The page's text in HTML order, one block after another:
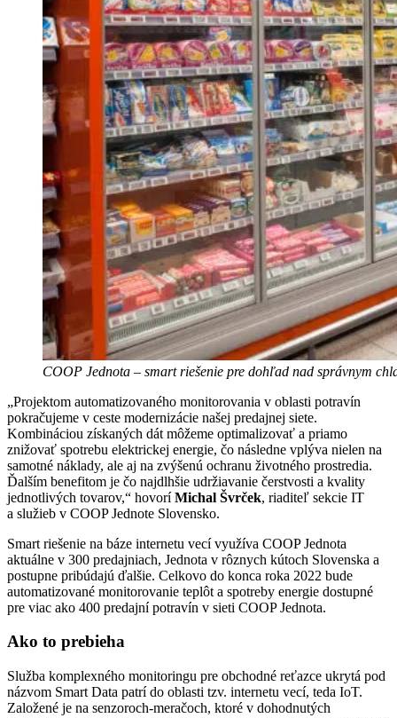
COOP Jednota – smart riešenie pre dohľad nad správnym
„Projektom automatizovaného monitorovania v oblasti potravín
pokračujeme v ceste modernizácie našej predajnej siete.
Kombináciou získaných dát môžeme optimalizovať a priamo
znižovať spotrebu elektrickej energie, čo následne vplýva nielen na
samotné náklady, ale aj na zvýšenú ochranu životného prostredia.
Ďalším benefitom je čo najdlhšie udržiavanie čerstvosti a kvality
jednotlivých tovarov,“ hovoríMichal Švrček, riaditeľ sekcie IT
a služieb v COOP Jednote Slovensko.
Smart riešenie na báze internetu vecí využíva COOP Jednota
aktuálne v 300 predajniach, Jednota v rôznych kútoch Slovenska a
postupne pribúdajú ďalšie. Celkovo do konca roka 2022 bude
automatizované monitorovanie teplôt a spotreby energie dostupné
pre viac ako 400 predajní potravín v sieti COOP Jednota.
Ako to prebieha
Služba komplexného monitoringu pre obchodné reťazce ukrytá pod
názvom Smart Data patrí do oblasti tzv. internetu vecí, teda IoT.
Založené je na senzoroch-meračoch, ktoré v dohodnutých